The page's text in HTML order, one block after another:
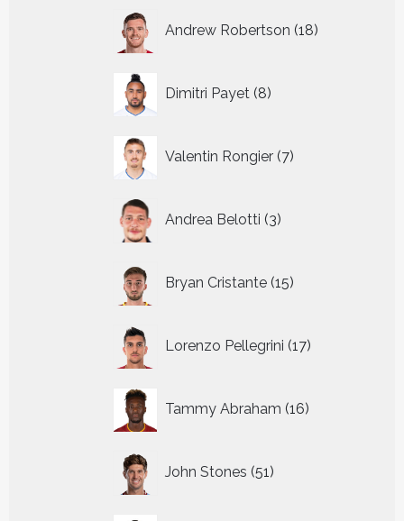
Andrew Robertson 18
producten
Dimitri Payet 8
producten
Valentin Rongier 7
producten
Andrea Belotti 3
producten
Bryan Cristante 15
producten
Lorenzo Pellegrini 17
producten
Tammy Abraham 16
producten
John Stones 51
producten